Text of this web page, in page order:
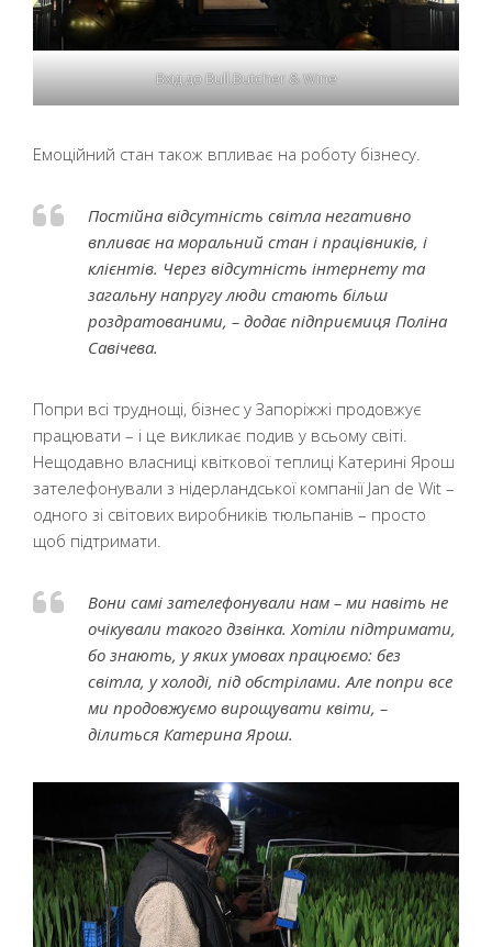
Вхід до Bull.Butcher & Wine
Емоційний стан також впливає на роботу бізнесу.
Постійна відсутність світла негативно
впливає на моральний стан і працівників, і
клієнтів. Через відсутність інтернету та
загальну напругу люди стають більш
роздратованими, – додає підприємиця Поліна
Савічева.
Попри всі труднощі, бізнес у Запоріжжі продовжує
працювати – і це викликає подив у всьому світі.
Нещодавно власниці квіткової теплиці Катерині Ярош
зателефонували з нідерландської компанії Jan de Wit –
одного зі світових виробників тюльпанів – просто
щоб підтримати.
Вони самі зателефонували нам – ми навіть не
очікували такого дзвінка. Хотіли підтримати,
бо знають, у яких умовах працюємо: без
світла, у холоді, під обстрілами. Але попри все
ми продовжуємо вирощувати квіти, –
ділиться Катерина Ярош.